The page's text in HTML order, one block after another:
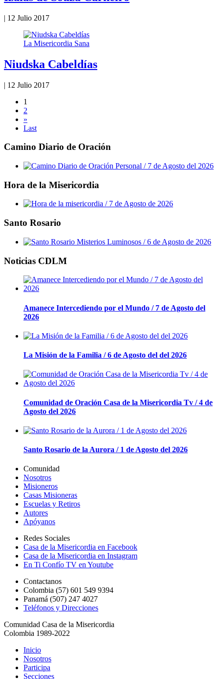
| 12 Julio 2017
La Misericordia Sana
Niudska Cabeldías
| 12 Julio 2017
1
2
»
Last
Camino Diario de Oración
Hora de la Misericordia
Santo Rosario
Noticias CDLM
Amanece Intercediendo por el Mundo / 7 de Agosto del
2026
La Misión de la Familia / 6 de Agosto del del 2026
Comunidad de Oración Casa de la Misericordia Tv / 4 de
Agosto del 2026
Santo Rosario de la Aurora / 1 de Agosto del 2026
Comunidad
Nosotros
Misioneros
Casas Misioneras
Escuelas y Retiros
Autores
Apóyanos
Redes Sociales
Casa de la Misericordia en Facebook
Casa de la Misericordia en Instagram
En Ti Confío TV en Youtube
Contactanos
Colombia (57) 601 549 9394
Panamá (507) 247 4027
Teléfonos y Direcciones
Comunidad Casa de la Misericordia
Colombia 1989-2022
Inicio
Nosotros
Participa
Secciones